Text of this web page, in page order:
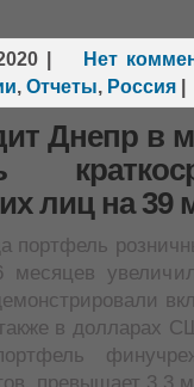
| Нет
, Отчеты, Россия|
Днепр в
лиц на 39
портфель
месяцев
в долларах